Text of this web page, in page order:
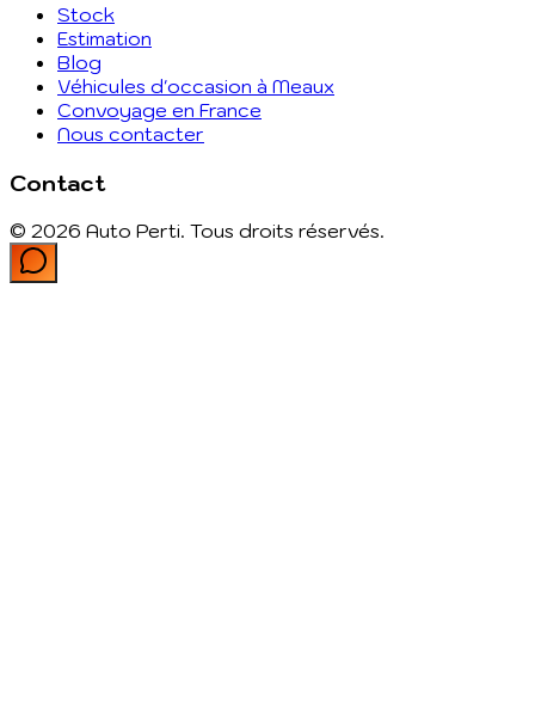
Stock
Estimation
Blog
Véhicules d'occasion à Meaux
Convoyage en France
Nous contacter
Contact
© 2026 Auto Perti. Tous droits réservés.